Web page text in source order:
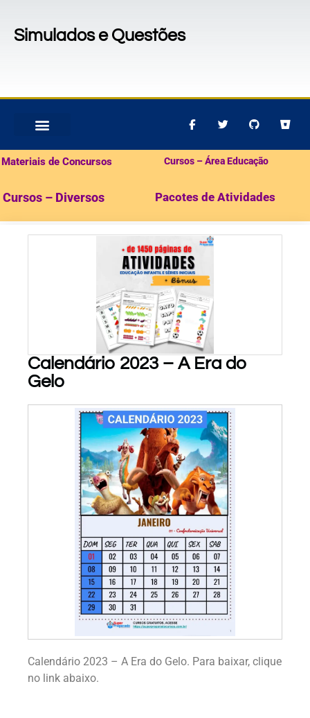
Simulados e Questões
Materiais de Concursos Cursos – Área Educação
Cursos – Diversos Pacotes de Atividades
PARA BAIXAR!
Calendário 2023 – A Era do
Gelo
Calendário 2023 – A Era do Gelo. Para baixar, clique
no link abaixo.